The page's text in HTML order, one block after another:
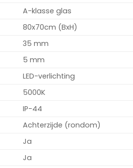
A-klasse glas
80x70cm (BxH)
35 mm
5 mm
LED-verlichting
5000K
IP-44
Achterzijde (rondom)
Ja
Ja